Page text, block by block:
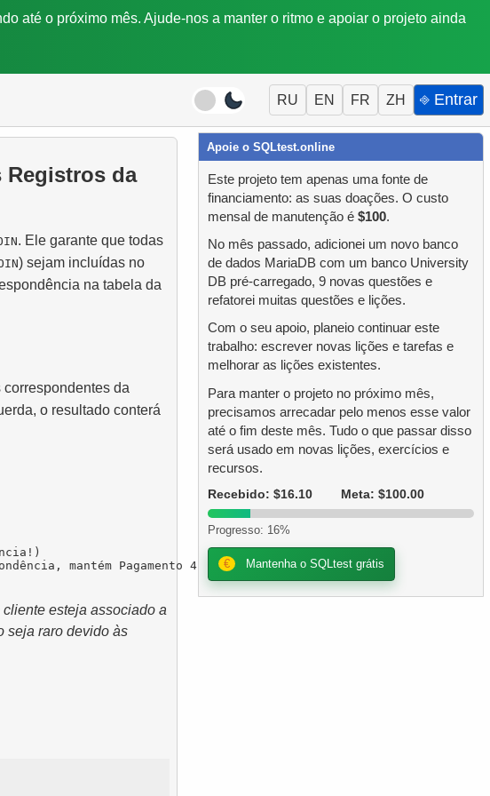
até o próximo mês. Ajude-nos a manter o ritmo e apoiar o projeto ainda
RU EN FR ZH ⎆ Entrar
Registros da
. Ele garante que todas
) sejam incluídas no
na tabela da
da
o resultado conterá
mantém Pagamento 4!)
esteja associado a
seja raro devido às
Apoie o SQLtest.online
Este projeto tem apenas uma fonte de
financiamento: as suas doações. O custo
mensal de manutenção é $100.
No mês passado, adicionei um novo banco
de dados MariaDB com um banco University
DB pré-carregado, 9 novas questões e
refatorei muitas questões e lições.
Com o seu apoio, planeio continuar este
trabalho: escrever novas lições e tarefas e
melhorar as lições existentes.
Para manter o projeto no próximo mês,
precisamos arrecadar pelo menos esse valor
até o fim deste mês. Tudo o que passar disso
será usado em novas lições, exercícios e
recursos.
Recebido: $16.10
Meta: $100.00
Progresso: 16%
€ Mantenha o SQLtest grátis